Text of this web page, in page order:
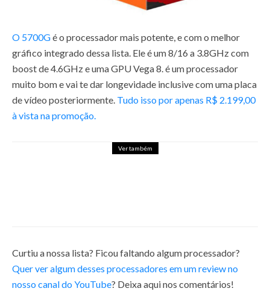
O 5700Gé o processador mais potente, e com o melhor
gráfico integrado dessa lista. Ele é um 8/16 a 3.8GHz com
boost de 4.6GHz e uma GPU Vega 8. é um processador
muito bom e vai te dar longevidade inclusive com uma placa
de vídeo posteriormente. Tudo isso por apenas R$ 2.199,00
à vista na promoção.
Ver também
Curtiu a nossa lista? Ficou faltando algum processador?
Quer ver algum desses processadores em um review no
nosso canal do YouTube? Deixa aqui nos comentários!